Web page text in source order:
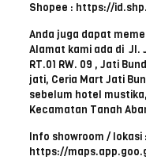
Shopee : https://
Anda juga dapat
Alamat kami ada di Jl.
RT.01 RW. 09 , Jati
jati, Ceria Mart Jati
sebelum hotel
Kecamatan Tanah
Info showroom / lokasi :
https://